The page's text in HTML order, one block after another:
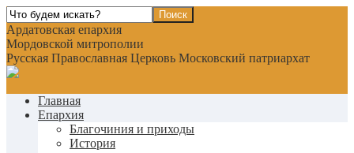
Ардатовская епархия
Мордовской митрополии
Русская Православная Церковь Московский патриархат
Главная
Епархия
Благочиния и приходы
История